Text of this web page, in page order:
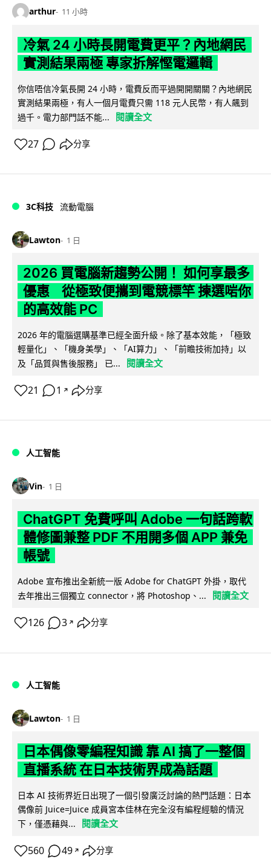
arthur 11 小時
冷氣 24 小時長開電費更平？內地網民
實測結果兩極 專家拆解慳電邏輯
你信唔信冷氣長開 24 小時，電費反而平過開開關關？內地網民
實測結果兩極，有人一個月電費只需 118 元人民幣，有人飆到
過千。電力部門話不能...
閱讀全文
27 分享
3C科技 流動電腦
Lawton 1 日
2026 買電腦新趨勢公開！ 如何享最多
優惠 從極致便攜到電競標竿 揀選啱你
的高效能 PC
2026 年的電腦選購基準已經全面升級。除了基本效能，「極致
輕量化」、「機身美學」、「AI算力」、「前瞻技術加持」以
及「品質與售後服務」 已...
閱讀全文
21 1 ↗ 分享
人工智能
Vin 1 日
ChatGPT 免費呼叫 Adobe 一句話跨軟
體修圖兼整 PDF 不用開多個 APP 兼免
帳號
Adobe 宣布推出全新統一版 Adobe for ChatGPT 外掛，取代
去年推出三個獨立 connector，將 Photoshop、...
閱讀全文
126 3 ↗ 分享
人工智能
Lawton 1 日
日本偶像零編程知識 靠 AI 搞了一整個
直播系統 在日本技術界成為話題
日本 AI 技術界近日出現了一個引發廣泛討論的熱門話題：日本
偶像前 Juice=Juice 成員宮本佳林在完全沒有編程經驗的情況
下，僅憑藉與...
閱讀全文
560 49 ↗ 分享